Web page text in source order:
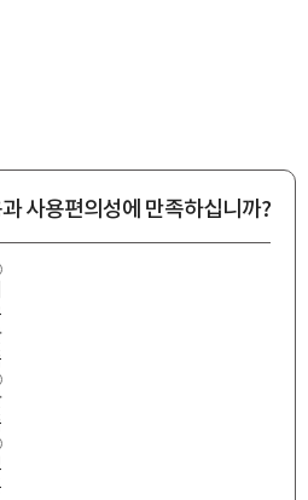
사용편의성에 만족하십니까?